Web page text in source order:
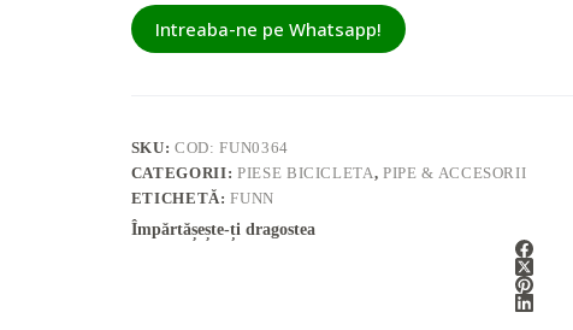
Intreaba-ne pe Whatsapp!
SKU:COD: FUN0364
CATEGORII: PIESE BICICLETA,PIPE & ACCESORII
ETICHETĂ:FUNN
Împărtășește-ți dragostea